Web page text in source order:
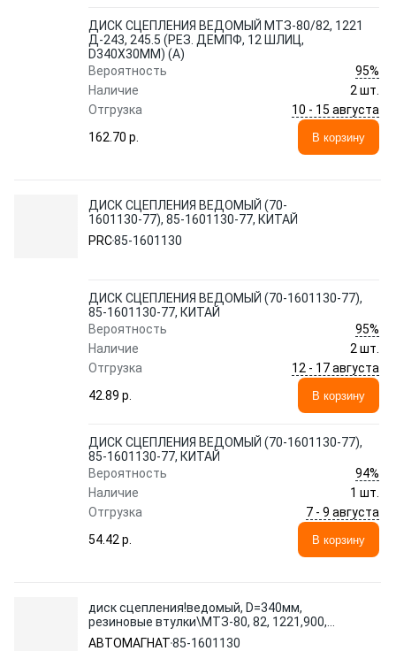
ДИСК СЦЕПЛЕНИЯ ВЕДОМЫЙ МТЗ-80/82, 1221
Д-243, 245.5 (РЕЗ. ДЕМПФ, 12 ШЛИЦ,
D340Х30ММ) (А)
Вероятность
95%
Наличие
2 шт.
Отгрузка
10 - 15 августа
162.70 p.
В корзину
ДИСК СЦЕПЛЕНИЯ ВЕДОМЫЙ (70-
1601130-77), 85-1601130-77, КИТАЙ
PRC85-1601130
ДИСК СЦЕПЛЕНИЯ ВЕДОМЫЙ (70-1601130-77),
85-1601130-77, КИТАЙ
Вероятность
95%
Наличие
2 шт.
Отгрузка
12 - 17 августа
42.89 p.
В корзину
ДИСК СЦЕПЛЕНИЯ ВЕДОМЫЙ (70-1601130-77),
85-1601130-77, КИТАЙ
Вероятность
94%
Наличие
1 шт.
Отгрузка
7 - 9 августа
54.42 p.
В корзину
диск сцепления!ведомый, D=340мм,
резиновые втулки\МТЗ-80, 82, 1221,900,
920, 950
АВТОМАГНАТ85-1601130